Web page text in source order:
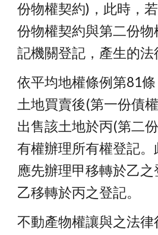
份物權契約)，此時，
份物權契約與第二份
記機關登記，產生的法
依平均地權條例第81
土地買賣後(第一份債
出售該土地於丙(第二
有權辦理所有權登記。
應先辦理甲移轉於乙
乙移轉於丙之登記。
不動產物權讓與之法律